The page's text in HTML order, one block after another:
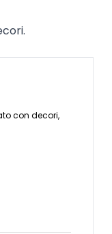
con decori,